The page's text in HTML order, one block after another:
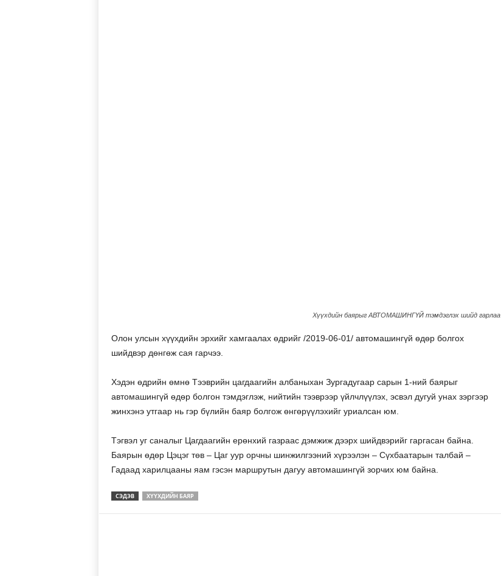
Хүүхдийн баярыг АВТОМАШИНГҮЙ тэмдэглэх шийд гарлаа
Олон улсын хүүхдийн эрхийг хамгаалах өдрийг /2019-06-01/ автомашингүй өдөр болгох
шийдвэр дөнгөж сая гарчээ.
Хэдэн өдрийн өмнө Тээврийн цагдаагийн албаныхан Зургадугаар сарын 1-ний баярыг
автомашингүй өдөр болгон тэмдэглэж, нийтийн тээврээр үйлчлүүлэх, эсвэл дугуй унах зэргээр
жинхэнэ утгаар нь гэр бүлийн баяр болгож өнгөрүүлэхийг уриалсан юм.
Тэгвэл уг саналыг Цагдаагийн ерөнхий газраас дэмжиж дээрх шийдвэрийг гаргасан байна.
Баярын өдөр Цэцэг төв – Цаг уур орчны шинжилгээний хүрээлэн – Сүхбаатарын талбай –
Гадаад харилцааны яам гэсэн маршрутын дагуу автомашингүй зорчих юм байна.
СЭДЭВ ХҮҮХДИЙН БАЯР